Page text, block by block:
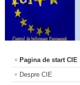
Pagina de start CIE
Despre CIE